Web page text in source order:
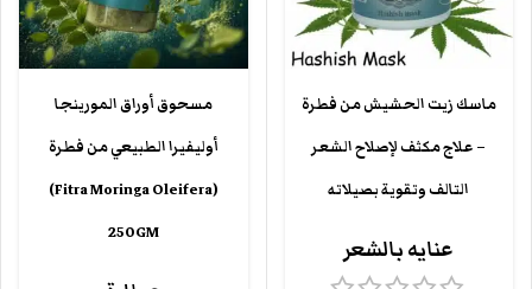
ماسك زيت الحشيش من فطرة
– علاج مكثف لإصلاح الشعر
التالف وتقوية بصيلاته
عنايه بالشعر
مسحوق أوراق المورينجا
أوليفيرا الطبيعي من فطرة
(Fitra Moringa Oleifera)
250GM